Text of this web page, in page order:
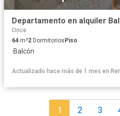
Departamento en alquiler
Once
64 m²2 DormitoriosPiso
·Balcón
Actualizado hace más de 1 mes en
1 2 3